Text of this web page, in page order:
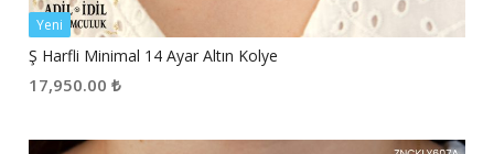
Yeni
Ş Harfli Minimal 14 Ayar Altın Kolye
17,950.00 ₺